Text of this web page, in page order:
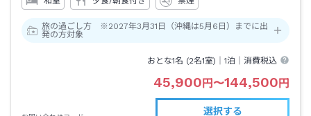
旅の過ごし方 ※2027年3月31日（沖縄は5月6日）までに出
発の方対象
おとな1名 (2名1室)｜1泊 ｜消費税込
45,900 円 〜144,500 円
選択する